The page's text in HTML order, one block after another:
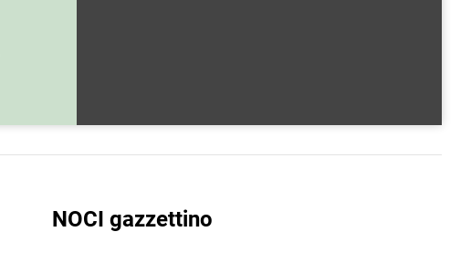
NOCI gazzettino